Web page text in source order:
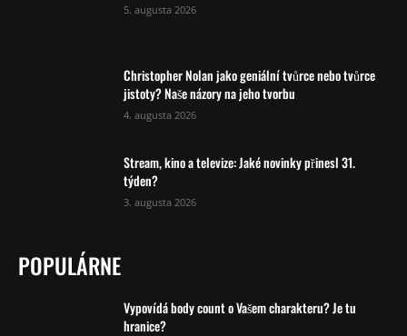
5. augusta 2026
Christopher Nolan jako geniální tvůrce nebo tvůrce
jistoty? Naše názory na jeho tvorbu
4. augusta 2026
Stream, kino a televize: Jaké novinky přinesl 31.
týden?
3. augusta 2026
POPULÁRNE
Vypovídá body count o Vašem charakteru? Je tu
hranice?